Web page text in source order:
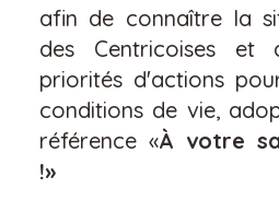
afin de connaître la
des Centricoises et
priorités d'actions
conditions de vie,
référence «À votre
!»